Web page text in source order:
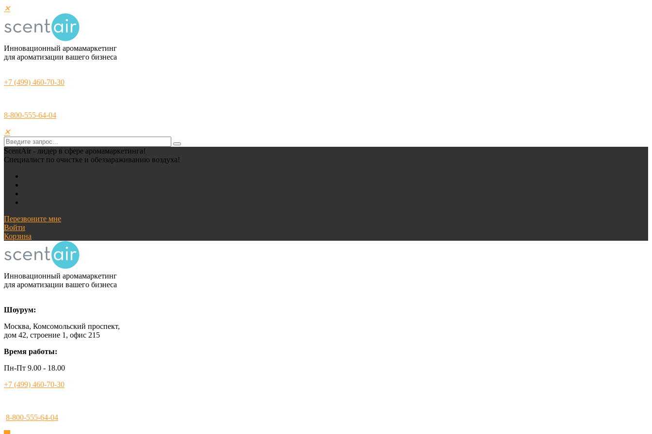
✕
Инновационный аромамаркетинг
для ароматизации вашего бизнеса
+7 (499) 460-70-30
8-800-555-64-04
✕
ScentAir - лидер в сфере аромамаркетинга!
Специалист по очистке и обеззараживанию воздуха!
Перезвоните мне
Войти
Корзина
Инновационный аромамаркетинг
для ароматизации вашего бизнеса
Шоурум:
Москва, Комсомольский проспект,
дом 42, строение 1, офис 215
Время работы:
Пн-Пт 9.00 - 18.00
+7 (499) 460-70-30
8-800-555-64-04